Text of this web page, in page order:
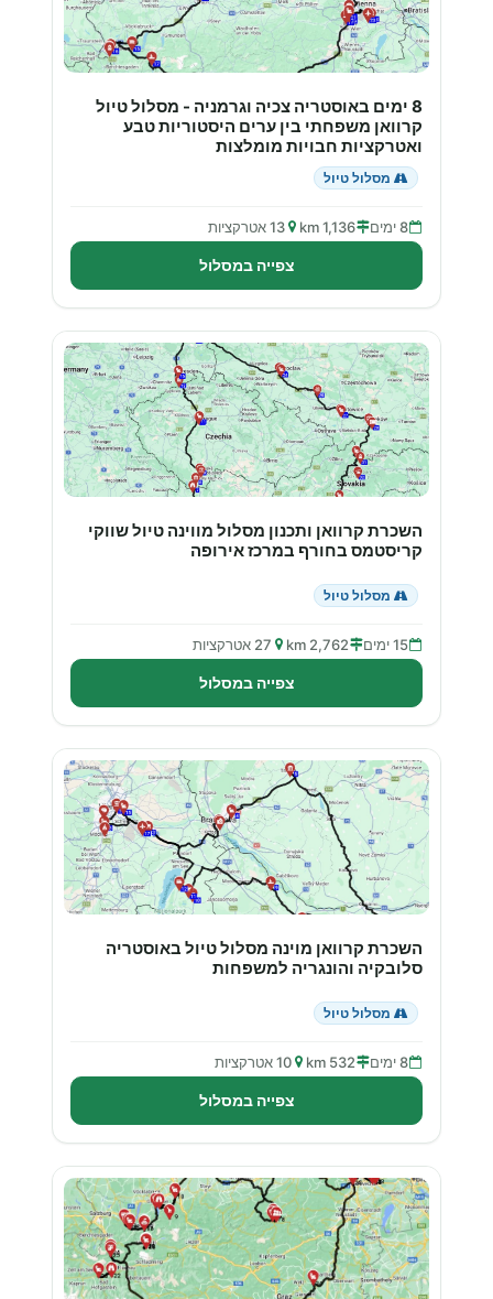
8 ימים באוסטריה צכיה וגרמניה - מסלול טיול
קרוואן משפחתי בין ערים היסטוריות טבע
ואטרקציות חבויות מומלצות
מסלול טיול
8 ימים 1,136 km 13 אטרקציות
צפייה במסלול
השכרת קרוואן ותכנון מסלול מווינה טיול שווקי
קריסטמס בחורף במרכז אירופה
מסלול טיול
15 ימים 2,762 km 27 אטרקציות
צפייה במסלול
השכרת קרוואן מוינה מסלול טיול באוסטריה
סלובקיה והונגריה למשפחות
מסלול טיול
8 ימים 532 km 10 אטרקציות
צפייה במסלול